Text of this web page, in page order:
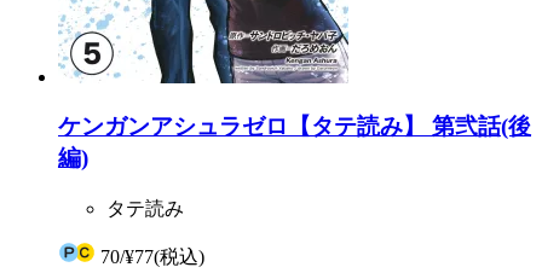
ケンガンアシュラゼロ【タテ読み】 第弐話(後
編)
タテ読み
70/¥77(税込)